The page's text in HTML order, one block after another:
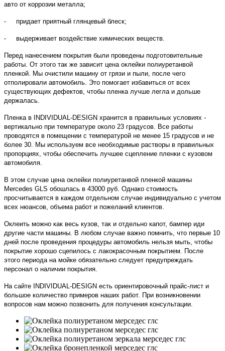
авто от коррозии металла;
- придает приятный глянцевый блеск;
- выдерживает воздействие химических веществ.
Перед нанесением покрытия были проведены подготовительные
работы. От этого так же зависит цена оклейки полиуретанвой
пленкой. Мы очистили машину от грязи и пыли, после чего
отполировали автомобиль. Это помогает избавиться от всех
существующих дефектов, чтобы пленка лучше легла и дольше
держалась.
Пленка в INDIVIDUAL-DESIGN хранится в правильных условиях -
вертикально при температуре около 23 градусов. Все работы
проводятся в помещении с температурой не менее 15 градусов и не
более 30. Мы используем все необходимые растворы в правильных
пропорциях, чтобы обеспечить лучшее сцепление пленки с кузовом
автомобиля.
В этом случае цена оклейки полиуретанвой пленкой машины
Mercedes GLS обошлась в 43000 руб. Однако стоимость
просчитывается в каждом отдельном случае индивидуально с учетом
всех нюансов, объема работ и пожеланий клиентов.
Оклеить можно как весь кузов, так и отдельно капот, бампер иди
другие части машины. В любом случае важно помнить, что первые 10
дней после проведения процедуры автомобиль нельзя мыть, чтобы
покрытие хорошо сцепилось с лакокрасочным покрытием. После
этого периода на мойке обязательно следует предупреждать
персонал о наличии покрытия.
На сайте INDIVIDUAL-DESIGN есть ориентировочный прайс-лист и
большое количество примеров наших работ. При возникновении
вопросов нам можно позвонить для получения консультации.